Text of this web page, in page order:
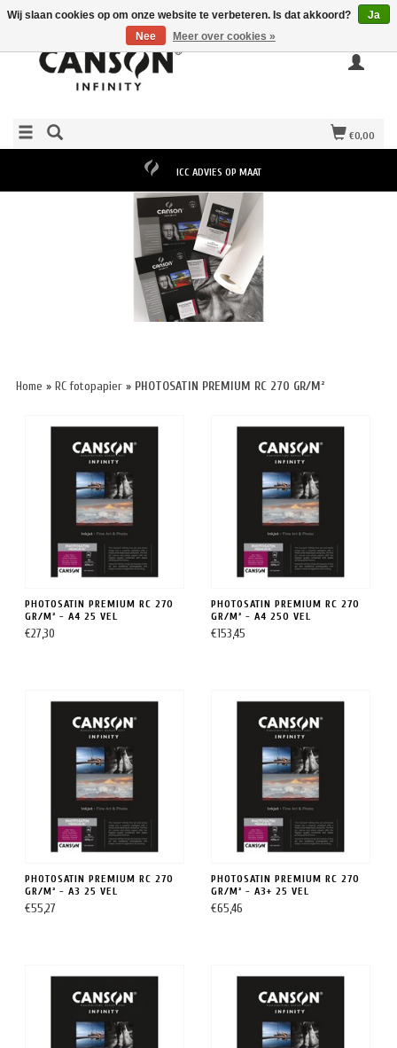
€0,00
ICC ADVIES OP MAAT
Home » RC fotopapier » PHOTOSATIN PREMIUM RC 270 GR/M²
PHOTOSATIN PREMIUM RC 270
GR/M² - A4 25 VEL
€27,30
PHOTOSATIN PREMIUM RC 270
GR/M² - A4 250 VEL
€153,45
PHOTOSATIN PREMIUM RC 270
GR/M² - A3 25 VEL
€55,27
PHOTOSATIN PREMIUM RC 270
GR/M² - A3+ 25 VEL
€65,46
Wij slaan cookies op om onze website te verbeteren. Is dat akkoord?
Ja
Nee
Meer over cookies »